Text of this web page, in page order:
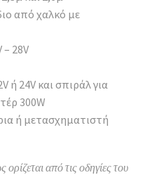
από χαλκό με
– 28V
ή 24V και σπιράλ για
300W
ή μετασχηματιστή
από τις οδηγίες του